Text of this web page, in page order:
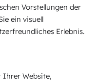
Vorstellungen der
ein visuell
Erlebnis.
Ihrer Website,